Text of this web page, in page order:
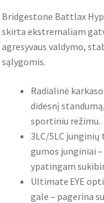
Bridgestone Battlax
skirta ekstremaliam
agresyvaus valdymo,
sąlygomis.
Radialinė
didesnį
sportiniu režimu.
3LC/5LC
gumos junginiai
ypatingam
Ultimate EYE
gale – pagerina